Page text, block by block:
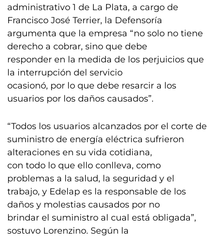
administrativo 1 de La Plata, a cargo de
Francisco José Terrier, la Defensoría
argumenta que la empresa “no solo no tiene
derecho a cobrar, sino que debe
responder en la medida de los perjuicios que
la interrupción del servicio
ocasionó, por lo que debe resarcir a los
usuarios por los daños causados”.
“Todos los usuarios alcanzados por el corte de
suministro de energía eléctrica sufrieron
alteraciones en su vida cotidiana,
con todo lo que ello conlleva, como
problemas a la salud, la seguridad y el
trabajo, y Edelap es la responsable de los
daños y molestias causados por no
brindar el suministro al cual está obligada”,
sostuvo Lorenzino. Según la